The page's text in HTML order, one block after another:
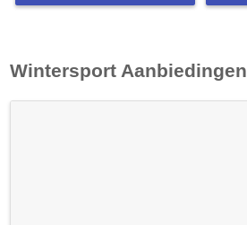
Wintersport Aanbiedingen